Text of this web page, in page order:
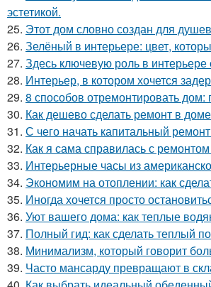
эстетикой.
25. Этот дом словно создан для
26. Зелёный в интерьере: цвет,
27. Здесь ключевую роль в
28. Интерьер, в котором хочется
29. 8 способов отремонтировать дом:
30. Как дешево сделать ремонт в
31. С чего начать капитальный
32. Как я сама справилась с
33. Интерьерные часы из
34. Экономим на отоплении: как
35. Иногда хочется просто
36. Уют вашего дома: как теплые
37. Полный гид: как сделать теплый
38. Минимализм, который говорит
39. Часто мансарду превращают в